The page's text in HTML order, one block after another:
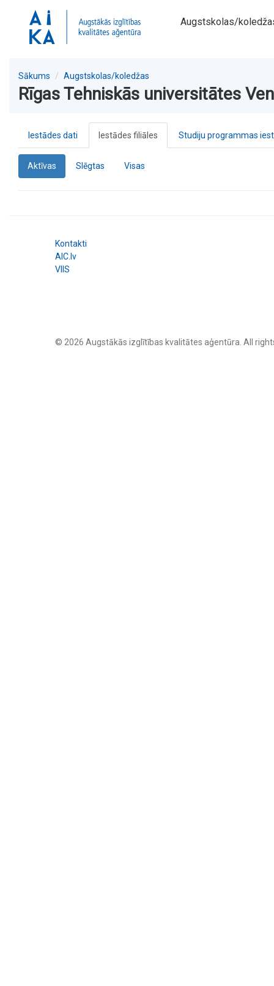
Augstskolas/
Sākums Augstskolas/koledžas
Rīgas Tehniskās universitātes
Iestādes dati Iestādes filiāles Studiju programmas
Aktīvas Slēgtas Visas
Kontakti
AIC.lv
VIIS
© 2026 Augstākās izglītības kvalitātes aģentūra. All